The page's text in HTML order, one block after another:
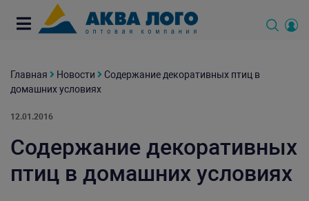
Главная Новости
Содержание декоративных птиц в
домашних условиях
12.01.2016
Содержание декоративных
птиц в домашних условиях